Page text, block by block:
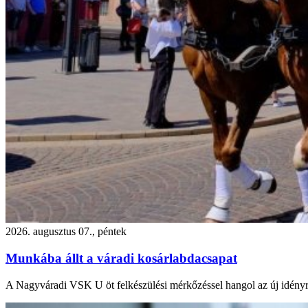
2026. augusztus 07., péntek
Munkába állt a váradi kosárlabdacsapat
A Nagyváradi VSK U öt felkészülési mérkőzéssel hangol az új